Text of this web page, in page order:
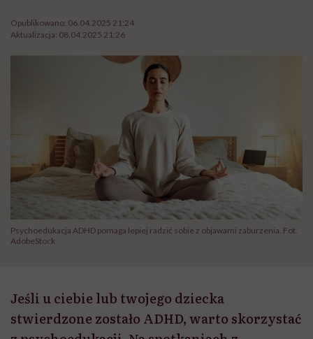
Opublikowano: 06.04.2025 21:24
Aktualizacja: 08.04.2025 21:26
Psychoedukacja ADHD pomaga lepiej radzić sobie z objawami zaburzenia. Fot.
AdobeStock
Jeśli u ciebie lub twojego dziecka
stwierdzone zostało ADHD, warto skorzystać